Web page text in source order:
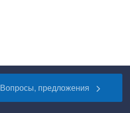
Вопросы, предложения